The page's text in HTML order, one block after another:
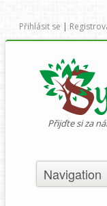
Přihlásit se |
Přijďte si za